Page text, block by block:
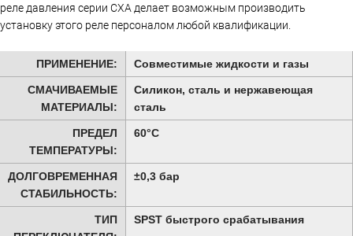
реле давления серии CXA делает возможным производить
установку этого реле персоналом любой квалификации.
ПРИМЕНЕНИЕ: Совместимые жидкости и газы
СМАЧИВАЕМЫЕ
МАТЕРИАЛЫ:
Силикон, сталь и нержавеющая
сталь
ПРЕДЕЛ
ТЕМПЕРАТУРЫ:
60°С
ДОЛГОВРЕМЕННАЯ
СТАБИЛЬНОСТЬ:
±0,3 бар
ТИП
SPST быстрого срабатывания